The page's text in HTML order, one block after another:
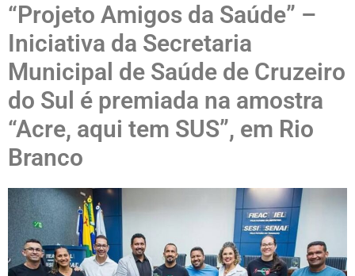
“Projeto Amigos da Saúde” –
Iniciativa da Secretaria
Municipal de Saúde de Cruzeiro
do Sul é premiada na amostra
“Acre, aqui tem SUS”, em Rio
Branco